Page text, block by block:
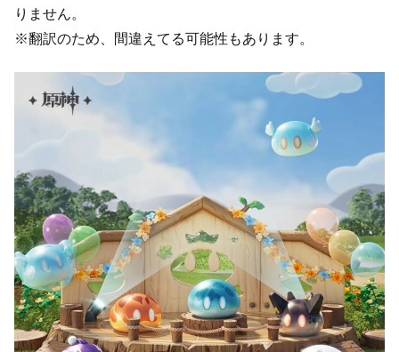
りません。
※翻訳のため、間違えてる可能性もあります。